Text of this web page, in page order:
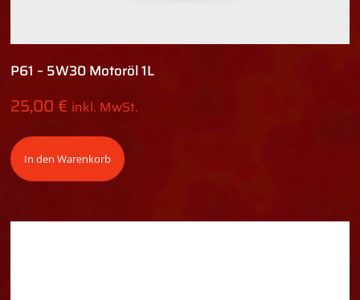
P61 – 5W30 Motoröl 1L
25,00€ inkl. MwSt.
In den Warenkorb